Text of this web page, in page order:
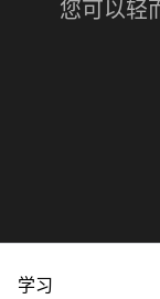
您可以轻
学习